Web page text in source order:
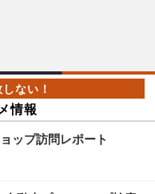
情報
ップ訪問レポート